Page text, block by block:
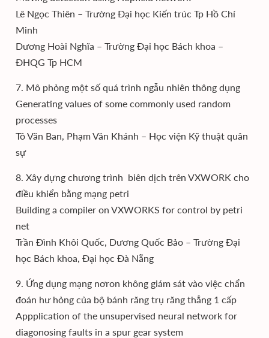
Lê Ngọc Thiên – Trường Đại học Kiến trúc Tp Hồ Chí
Minh
Dương Hoài Nghĩa – Trường Đại học Bách khoa –
ĐHQG Tp HCM
7. Mô phỏng một số quá trình ngẫu nhiên thông dụng
Generating values of some commonly used random
processes
Tô Văn Ban, Phạm Văn Khánh – Học viện Kỹ thuật quân
sự
8. Xây dựng chương trình biên dịch trên VXWORK cho
điều khiển bằng mạng petri
Building a compiler on VXWORKS for control by petri
net
Trần Đình Khôi Quốc, Dương Quốc Bảo – Trường Đại
học Bách khoa, Đại học Đà Nẵng
9. Ứng dụng mạng nơron không giám sát vào việc chẩn
đoán hư hỏng của bộ bánh răng trụ răng thẳng 1 cấp
Appplication of the unsupervised neural network for
diagonosing faults in a spur gear system